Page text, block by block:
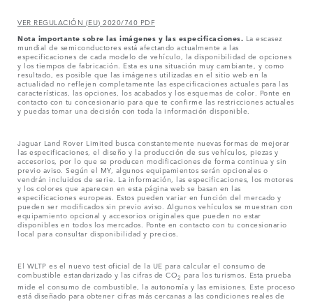
VER REGULACIÓN (EU) 2020/740 PDF
Nota importante sobre las imágenes y las especificaciones. La escasez
mundial de semiconductores está afectando actualmente a las
especificaciones de cada modelo de vehículo, la disponibilidad de opciones
y los tiempos de fabricación. Esta es una situación muy cambiante, y como
resultado, es posible que las imágenes utilizadas en el sitio web en la
actualidad no reflejen completamente las especificaciones actuales para las
características, las opciones, los acabados y los esquemas de color. Ponte en
contacto con tu concesionario para que te confirme las restricciones actuales
y puedas tomar una decisión con toda la información disponible.
Jaguar Land Rover Limited busca constantemente nuevas formas de mejorar
las especificaciones, el diseño y la producción de sus vehículos, piezas y
accesorios, por lo que se producen modificaciones de forma continua y sin
previo aviso. Según el MY, algunos equipamientos serán opcionales o
vendrán incluidos de serie. La información, las especificaciones, los motores
y los colores que aparecen en esta página web se basan en las
especificaciones europeas. Estos pueden variar en función del mercado y
pueden ser modificados sin previo aviso. Algunos vehículos se muestran con
equipamiento opcional y accesorios originales que pueden no estar
disponibles en todos los mercados. Ponte en contacto con tu concesionario
local para consultar disponibilidad y precios.
El WLTP es el nuevo test oficial de la UE para calcular el consumo de
combustible estandarizado y las cifras de CO2 para los turismos. Esta prueba
mide el consumo de combustible, la autonomía y las emisiones. Este proceso
está diseñado para obtener cifras más cercanas a las condiciones reales de